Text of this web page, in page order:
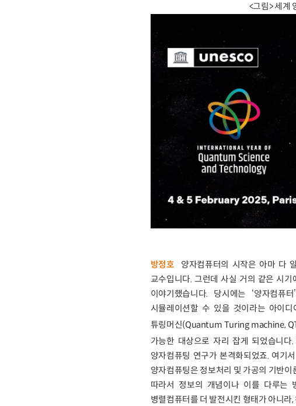
<그림> 세계
방정호 양자컴퓨터의 시작은 아마 다
교수입니다. 그런데 사실 거의 같은 시
이야기했습니다. 당시에는 ‘양자컴
시뮬레이션할 수 있을 것이라는 아이
튜링머신(Quantum Turing machine,
가능한 대상으로 자리 잡게 되었습니
양자컴퓨팅 연구가 본격화되었죠. 여기
양자컴퓨팅은 정보처리 및 가공의 기반
따라서 정보의 개념이나 이를 다루는
병렬컴퓨터를 더 발전시킨 형태가 아니